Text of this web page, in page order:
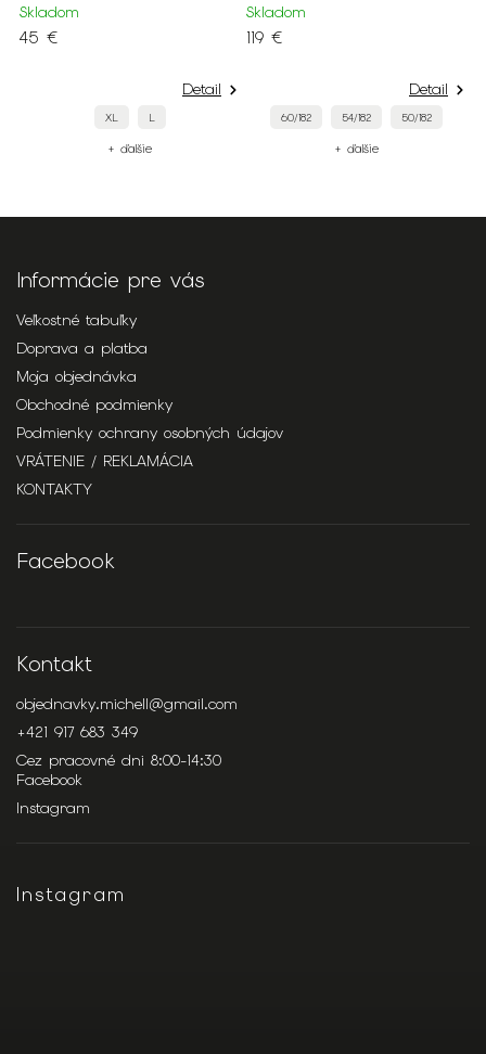
Skladom
45 €
Detail
XL L
+ ďalšie
Skladom
119 €
Detail
60/182 54/182 50/182
+ ďalšie
Informácie pre vás
Veľkostné tabuľky
Doprava a platba
Moja objednávka
Obchodné podmienky
Podmienky ochrany osobných údajov
VRÁTENIE / REKLAMÁCIA
KONTAKTY
Facebook
Kontakt
objednavky.michell@gmail.com
+421 917 683 349
Cez pracovné dni 8:00-14:30
Facebook
Instagram
Instagram